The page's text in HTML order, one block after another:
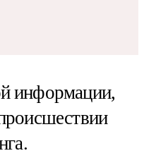
информации,